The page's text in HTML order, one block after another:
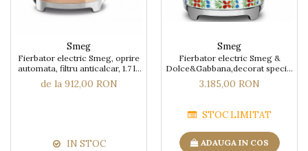
Smeg
Fierbator electric Smeg, oprire
automata, filtru anticalcar, 1.7 lt,
2400w,
de la 912,00 RON
IN STOC
Smeg
Fierbator electric Smeg &
Dolce&Gabbana,decorat special
Sicily Is my love
3.185,00 RON
STOC LIMITAT
ADAUGA IN COS